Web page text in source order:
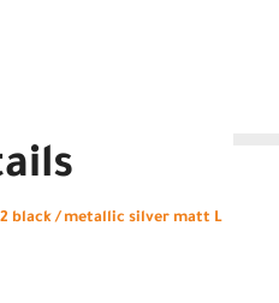
black / metallic silver matt L